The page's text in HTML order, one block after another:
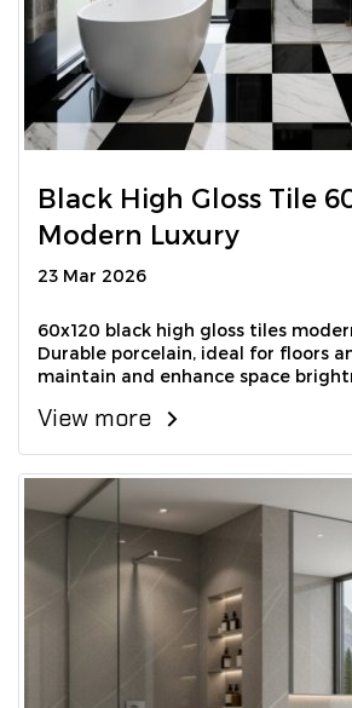
Black High Gloss Tile
Modern Luxury
23 Mar 2026
60x120 black high gloss tiles
Durable porcelain, ideal for floors
maintain and enhance space
View more